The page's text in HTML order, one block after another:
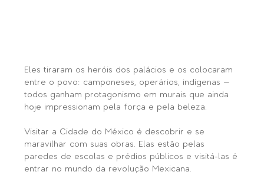
Eles tiraram os heróis dos palácios e os colocaram
entre o povo: camponeses, operários, indígenas —
todos ganham protagonismo em murais que ainda
hoje impressionam pela força e pela beleza.
Visitar a Cidade do México é descobrir e se
maravilhar com suas obras. Elas estão pelas
paredes de escolas e prédios públicos e visitá-las é
entrar no mundo da revolução Mexicana.